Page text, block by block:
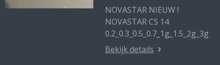
NOVASTAR NIEUW !
NOVASTAR CS 14
0.2_0.3_0.5_0.7_1g_1.5_2g_3g
Bekijk details